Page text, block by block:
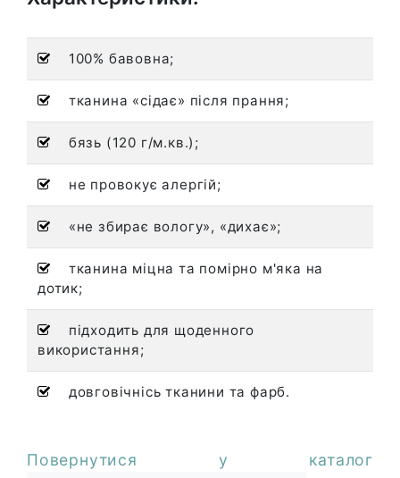
100% бавовна;
тканина «сідає» після прання;
бязь (120 г/м.кв.);
не провокує алергій;
«не збирає вологу», «дихає»;
тканина міцна та помірно м'яка на
дотик;
підходить для щоденного
використання;
довговічнісь тканини та фарб.
Повернутися у каталог